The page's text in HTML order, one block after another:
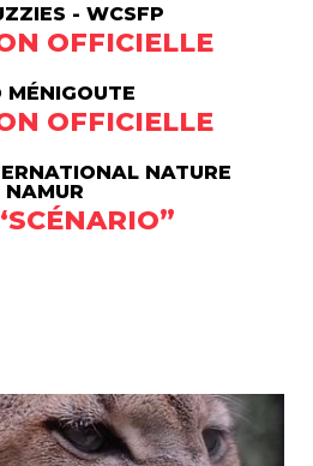
- WCSFP
OFFICIELLE
MÉNIGOUTE
OFFICIELLE
NATURE
NAMUR